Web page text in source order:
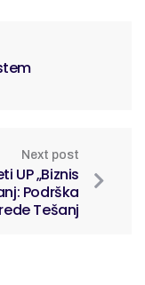
Next post
UP „Biznis
Podrška
Tešanj